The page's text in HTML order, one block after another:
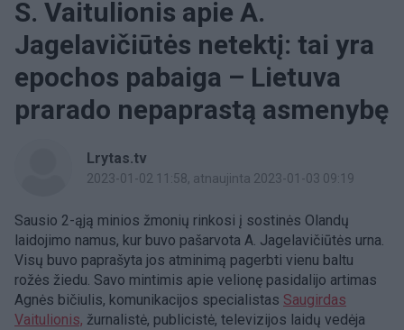
S. Vaitulionis apie A.
Jagelavičiūtės netektį: tai yra
epochos pabaiga – Lietuva
prarado nepaprastą asmenybę
Lrytas.tv
2023-01-02 11:58, atnaujinta 2023-01-03 09:19
Sausio 2-ąją minios žmonių rinkosi į sostinės Olandų
laidojimo namus, kur buvo pašarvota A. Jagelavičiūtės urna.
Visų buvo paprašyta jos atminimą pagerbti vienu baltu
rožės žiedu. Savo mintimis apie velionę pasidalijo artimas
Agnės bičiulis, komunikacijos specialistas Saugirdas
Vaitulionis, žurnalistė, publicistė, televizijos laidų vedėja